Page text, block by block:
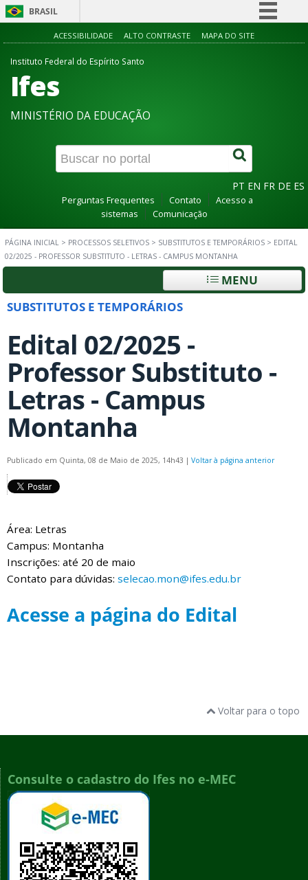
BRASIL
Simplifique!
Canais
ACESSIBILIDADE ALTO CONTRASTE MAPA DO SITE
Instituto Federal do Espírito Santo
Ifes
MINISTÉRIO DA EDUCAÇÃO
PT EN FR DE ES
Perguntas Frequentes Contato
Acesso a
sistemas
Comunicação
PÁGINA INICIAL > PROCESSOS SELETIVOS > SUBSTITUTOS E TEMPORÁRIOS > EDITAL
02/2025 - PROFESSOR SUBSTITUTO - LETRAS - CAMPUS MONTANHA
MENU
SUBSTITUTOS E TEMPORÁRIOS
Edital 02/2025 -
Professor Substituto -
Letras - Campus
Montanha
Publicado em Quinta, 08 de Maio de 2025, 14h43 | Voltar à página anterior
Área: Letras
Campus: Montanha
Inscrições: até 20 de maio
Contato para dúvidas: selecao.mon@ifes.edu.br
Acesse a página do Edital
Voltar para o topo
Consulte o cadastro do Ifes no e-MEC